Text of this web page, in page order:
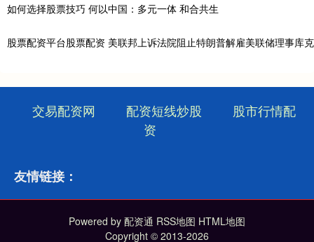
如何选择股票技巧 何以中国：多元一体 和合共生
股票配资平台股票配资 美联邦上诉法院阻止特朗普解雇美联储理事库克
交易配资网 配资短线炒股
股市行情配
资
友情链接：
Powered by 配资通 RSS地图 HTML地图
Copyright © 2013-2026